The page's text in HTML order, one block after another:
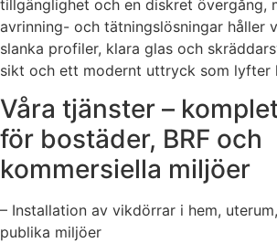
tillgänglighet och en diskret övergång,
avrinning- och tätningslösningar håller
slanka profiler, klara glas och
sikt och ett modernt uttryck som lyfter
Våra tjänster –
för bostäder, BRF och
kommersiella miljöer
– Installation av vikdörrar i hem,
publika miljöer